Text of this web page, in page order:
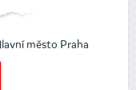
město Praha